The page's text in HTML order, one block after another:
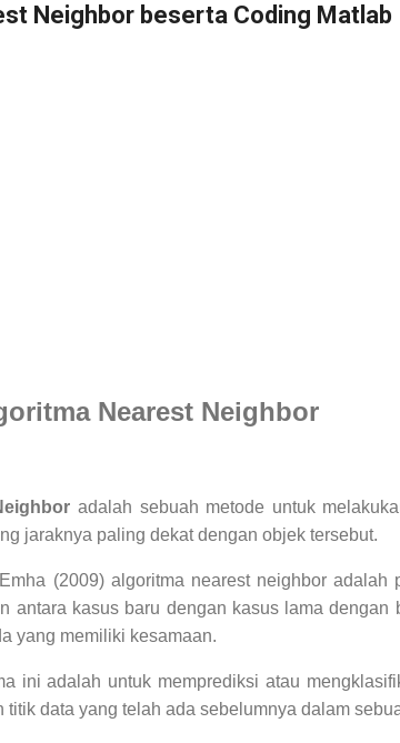
Neighbor beserta Coding Matlab
Nearest Neighbor
adalah sebuah metode untuk
jaraknya paling dekatdengan objek tersebut.
(2009) algoritma nearest neighbor adalah
antara kasus baru dengan kasus lamadengan
yang memiliki kesamaan.
ini adalah untuk memprediksi atau
titik data yang telah ada sebelumnya dalam